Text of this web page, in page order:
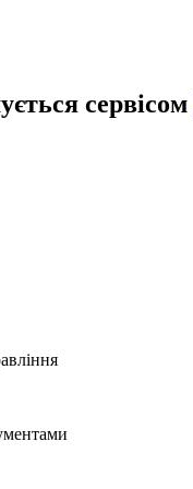
сервісом